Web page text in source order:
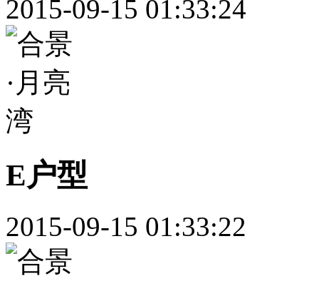
2015-09-15 01:33:24
E户型
2015-09-15 01:33:22